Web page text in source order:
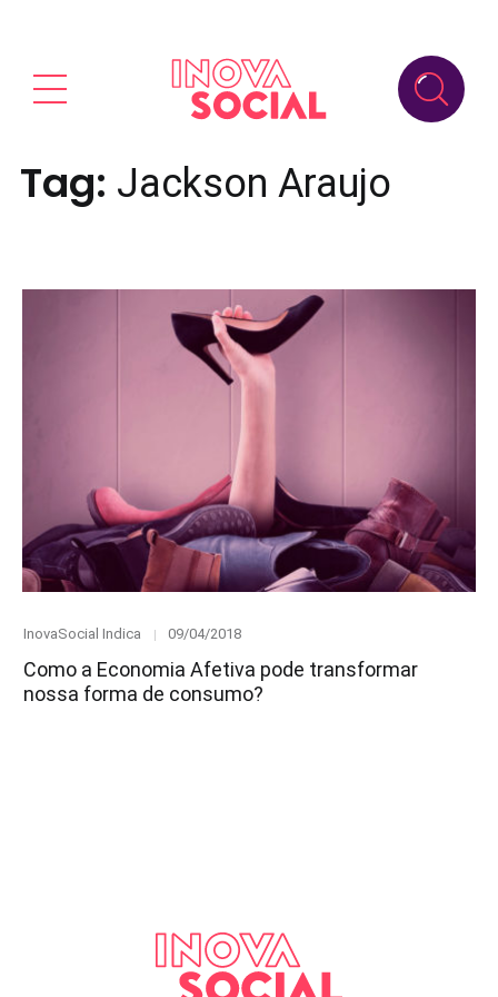
Tag: Jackson Araujo
Category
InovaSocial Indica
Posted
09/04/2018
Como a Economia Afetiva pode transformar
nossa forma de consumo?